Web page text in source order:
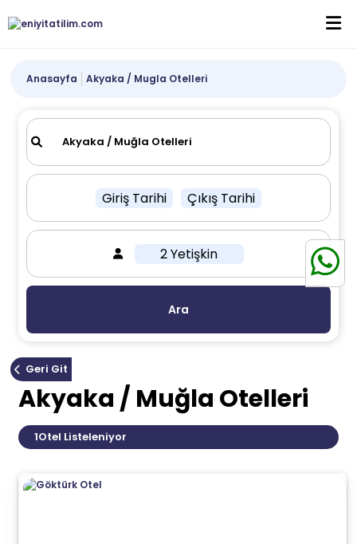
Anasayfa Akyaka / Mugla Otelleri
Giriş Tarihi Çıkış Tarihi
2 Yetişkin
Ara
Geri Git
Akyaka / Muğla Otelleri
1Otel Listeleniyor